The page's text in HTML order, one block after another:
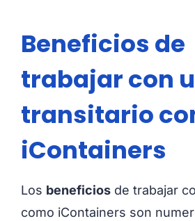
Beneficios de
trabajar con
transitario
iContainers
Los beneficios de trabajar
como iContainers son